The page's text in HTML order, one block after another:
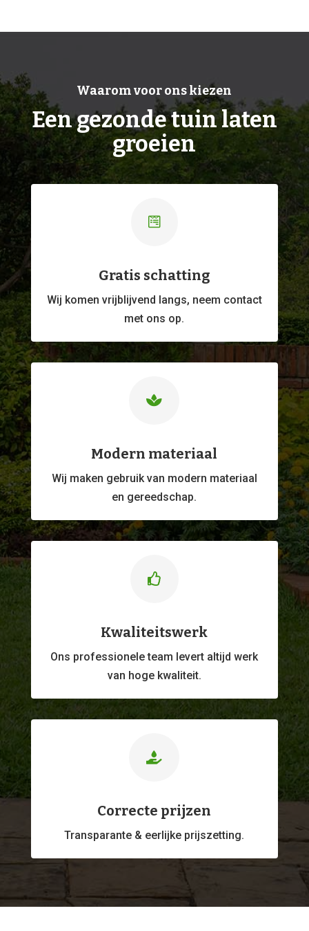
Waarom voor ons kiezen
Een gezonde tuin laten
groeien

Gratis schatting
Wij komen vrijblijvend langs, neem contact
met ons op.

Modern materiaal
Wij maken gebruik van modern materiaal
en gereedschap.

Kwaliteitswerk
Ons professioneleteam levert altijd werk
van hoge kwaliteit.

Correcte prijzen
Transparante & eerlijke prijszetting.